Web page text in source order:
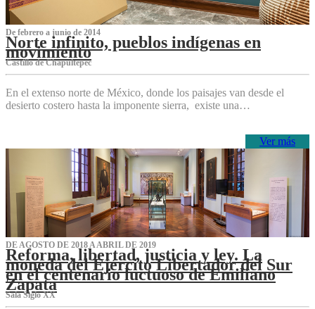
De febrero a junio de 2014
Norte infinito, pueblos indígenas en
movimiento
Castillo de Chapultepec
En el extenso norte de México, donde los paisajes van desde el
desierto costero hasta la imponente sierra, existe una…
Ver más
DE AGOSTO DE 2018 A ABRIL DE 2019
Reforma, libertad, justicia y ley. La
moneda del Ejército Libertador del Sur
en el centenario luctuoso de Emiliano
Zapata
Sala Siglo XX